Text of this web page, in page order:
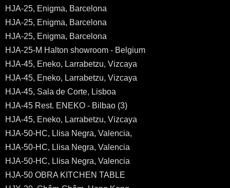
HJA-25, Enigma, Barcelona
HJA-25, Enigma, Barcelona
HJA-25, Enigma, Barcelona
HJA-25-M Halton showroom - Belgium
HJA-45, Eneko, Larrabetzu, Vizcaya
HJA-45, Eneko, Larrabetzu, Vizcaya
HJA-45, Sala de Corte, Lisboa
HJA-45 Rest. ENEKO - Bilbao (3)
HJA-45, Eneko, Larrabetzu, Vizcaya
HJA-50-HC, Llisa Negra, Valencia,
HJA-50-HC, Llisa Negra, Valencia
HJA-50-HC, Llisa Negra, Valencia
HJA-50 OBRA KITCHEN TABLE